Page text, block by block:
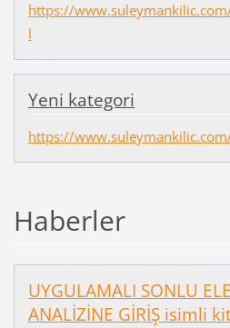
https://
l
Yeni kategori
https://
Haberler
UYGULAMALI SONLU
ANALİZİNE GİRİŞ isimli